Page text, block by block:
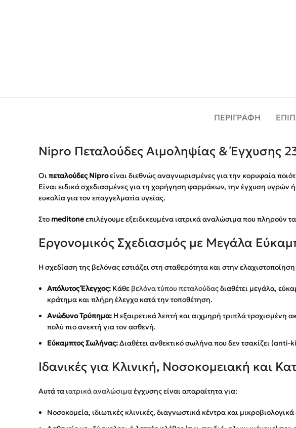
ΠΕΡΙΓΡΑΦΉ
Nipro Πεταλούδες Αιμοληψίας & Έγχυσης
Οι πεταλούδες Niproείναι διεθνώς αναγνωρισμένες για την κορυφαία
Είναι ειδικά σχεδιασμένες για τη χορήγηση φαρμάκων, την έγχυση υγρών
ευκολία για τον επαγγελματία υγείας.
Στο meditoneεπιλέγουμε εξειδικευμένα ιατρικά αναλώσιμα που πληρούν
Εργονομικός Σχεδιασμός με Μεγάλα
Η σχεδίαση της βελόνας εστιάζει στη σταθερότητα και στην
Απόλυτος Έλεγχος: Κάθε βελόνα τύπου πεταλούδαςδιαθέτει μεγάλα,
κράτημα και πλήρη έλεγχο κατά την τοποθέτηση.
Ανώδυνο Τρύπημα: Η εξαιρετικά λεπτή και αιχμηρή τριπλά τροχισμένη
πολύ πιο ανεκτή για τον ασθενή.
Εύκαμπτος Σωλήνας:Διαθέτει ανθεκτικό σωλήνα που δεν τσακίζει
Ιδανικές για Κλινική, Νοσοκομειακή και
Αυτά τα ιατρικά αναλώσιμαέγχυσης είναι απαραίτητα για:
Νοσοκομεία, ιδιωτικές κλινικές, διαγνωστικά κέντρα και